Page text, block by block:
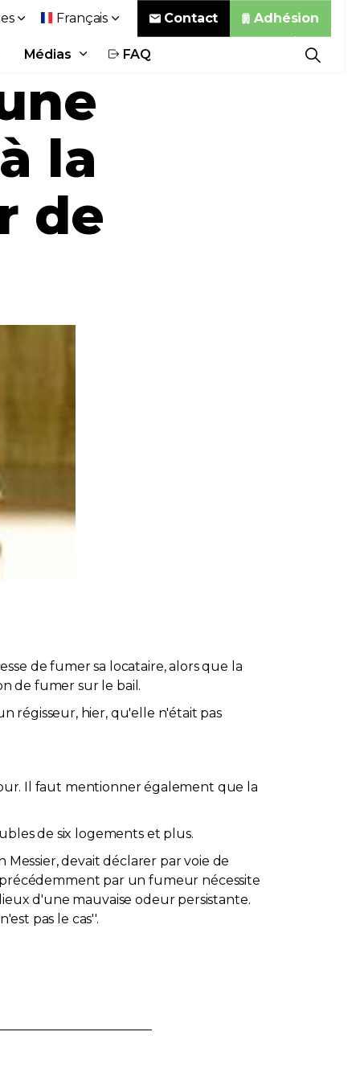
Médias FAQ
Français Contact Adhésion
la
de
de fumer sa locataire, alors que la
de fumer sur le bail.
régisseur, hier, qu'elle n'était pas
Il faut mentionner également que la
de six logements et plus.
devait déclarer par voie de
par un fumeur nécessite
d'une mauvaise odeur persistante.
pas le cas''.